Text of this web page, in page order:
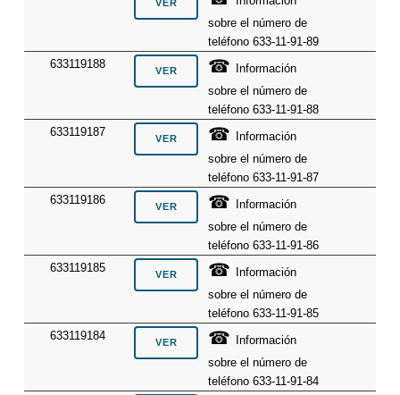
sobre el número de
teléfono 633-11-91-89
633119188
☎ Información
sobre el número de
teléfono 633-11-91-88
633119187
☎ Información
sobre el número de
teléfono 633-11-91-87
633119186
☎ Información
sobre el número de
teléfono 633-11-91-86
633119185
☎ Información
sobre el número de
teléfono 633-11-91-85
633119184
☎ Información
sobre el número de
teléfono 633-11-91-84